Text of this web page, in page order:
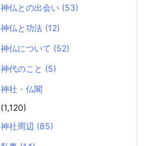
神仏との出会い (53)
神仏と功法 (12)
神仏について (52)
神代のこと (5)
神社・仏閣
(1,120)
神社周辺 (85)